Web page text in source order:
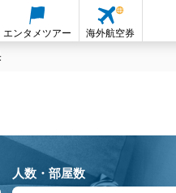
エンタメツアー 海外航空券
人数・部屋数